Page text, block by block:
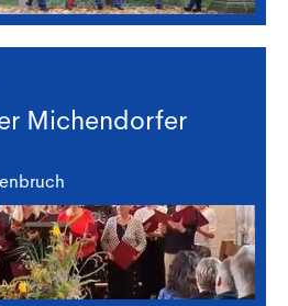
Michendorfer